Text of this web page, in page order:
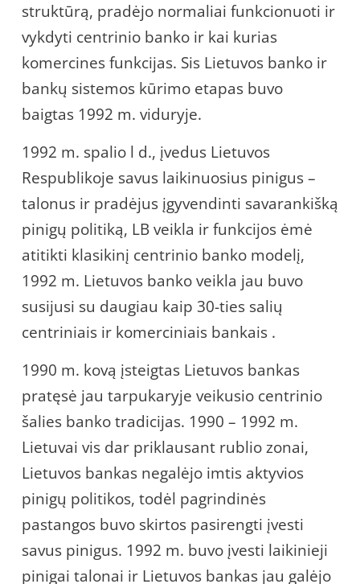
struktūrą, pradėjo normaliai funkcionuoti ir
vykdyti centrinio banko ir kai kurias
komercines funkcijas. Sis Lietuvos banko ir
bankų sistemos kūrimo etapas buvo
baigtas 1992 m. viduryje.
1992 m. spalio l d., įvedus Lietuvos
Respublikoje savus laikinuosius pinigus –
talonus ir pradėjus įgyvendinti savarankišką
pinigų politiką, LB veikla ir funkcijos ėmė
atitikti klasikinį centrinio banko modelį,
1992 m. Lietuvos banko veikla jau buvo
susijusi su daugiau kaip 30-ties salių
centriniais ir komerciniais bankais .
1990 m. kovą įsteigtas Lietuvos bankas
pratęsė jau tarpukaryje veikusio centrinio
šalies banko tradicijas. 1990 – 1992 m.
Lietuvai vis dar priklausant rublio zonai,
Lietuvos bankas negalėjo imtis aktyvios
pinigų politikos, todėl pagrindinės
pastangos buvo skirtos pasirengti įvesti
savus pinigus. 1992 m. buvo įvesti laikinieji
pinigai talonai ir Lietuvos bankas jau galėjo